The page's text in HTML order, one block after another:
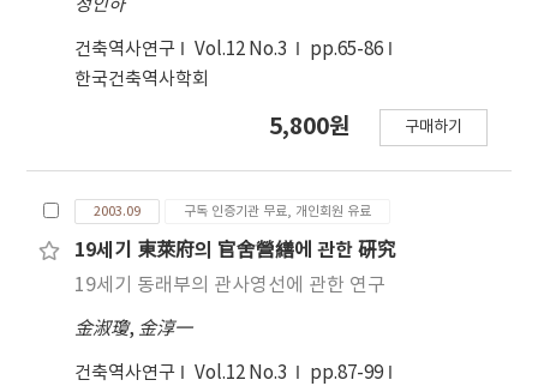
정인하
건축역사연구 Vol.12 No.3
pp.65-86
한국건축역사학회
5,800원 구매하기
2003.09 구독 인증기관 무료, 개인회원 유료
19세기 東萊府의 官舍營繕에 관한 硏究
19세기 동래부의 관사영선에 관한 연구
金淑瓊, 金淳一
건축역사연구 Vol.12 No.3
pp.87-99